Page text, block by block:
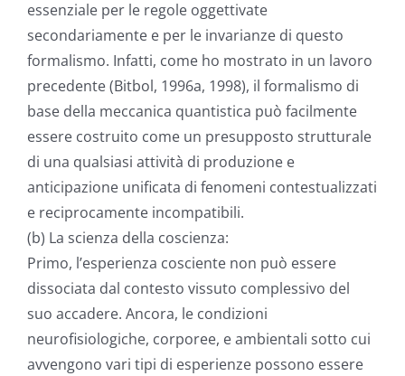
essenziale per le regole oggettivate
secondariamente e per le invarianze di questo
formalismo. Infatti, come ho mostrato in un lavoro
precedente (Bitbol, 1996a, 1998), il formalismo di
base della meccanica quantistica può facilmente
essere costruito come un presupposto strutturale
di una qualsiasi attività di produzione e
anticipazione unificata di fenomeni contestualizzati
e reciprocamente incompatibili.
(b) La scienza della coscienza:
Primo, l’esperienza cosciente non può essere
dissociata dal contesto vissuto complessivo del
suo accadere. Ancora, le condizioni
neurofisiologiche, corporee, e ambientali sotto cui
avvengono vari tipi di esperienze possono essere